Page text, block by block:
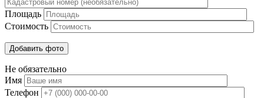
Площадь
Стоимость
Не обязательно
Имя
Телефон